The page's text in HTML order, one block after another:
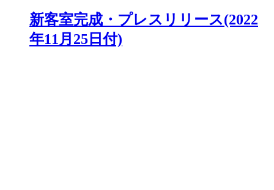
新客室完成・プレスリリース(2022
年11月25日付)